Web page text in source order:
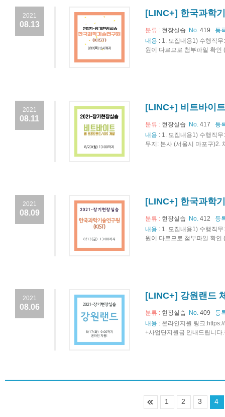
2021
08.13
[LINC+] 한국과학
분류 : 현장실습 No. 419
등
내용 : 1. 모집내용1) 수행직
원이 다르므로 첨부파일 확인
2021
08.11
[LINC+] 비트바이
분류 : 현장실습 No. 417
등
내용 : 1. 모집내용1) 수행직
무지: 본사 (서울시 마포구)2.
2021
08.09
[LINC+] 한국과학
분류 : 현장실습 No. 412
등
내용 : 1. 모집내용1) 수행직
원이 다르므로 첨부파일 확인
2021
08.06
[LINC+] 강원랜드
분류 : 현장실습 No. 409
등
내용 : 온라인지원 링크
+사업단지원금 안내드립니다
1 2 3 4